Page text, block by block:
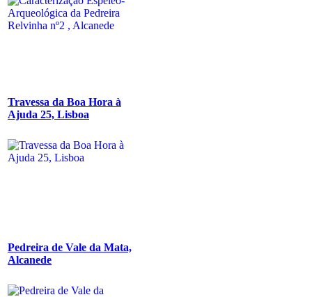
Travessa da Boa Hora à
Ajuda 25, Lisboa
Pedreira de Vale da Mata,
Alcanede